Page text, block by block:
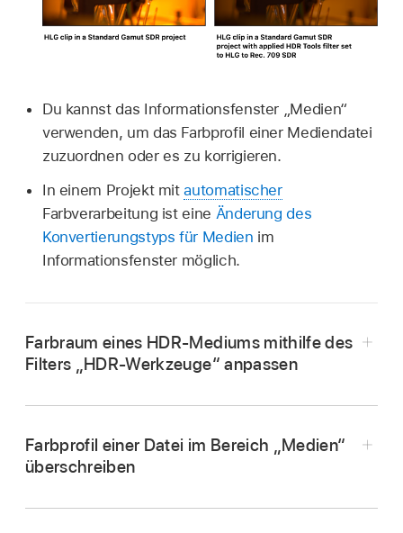
Du kannst das Informationsfenster „Medien“
verwenden, um das Farbprofil einer Mediendatei
zuzuordnen oder es zu korrigieren.
In einem Projekt mitautomatischer
Farbverarbeitung ist eine Änderung des
Konvertierungstyps für Medien im
Informationsfenster möglich.
Farbraum eines HDR-Mediums mithilfe des
Filters „HDR-Werkzeuge“ anpassen
Klicke in der Symbolleiste auf das
„HDR-Werkzeuge“ aus.
Farbprofil einer Datei im Bereich „Medien“
überschreiben